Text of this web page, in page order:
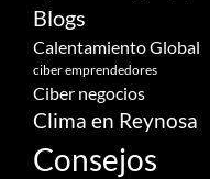
Blogs
Calentamiento Global
ciber emprendedores
Ciber negocios
Clima en Reynosa
Consejos